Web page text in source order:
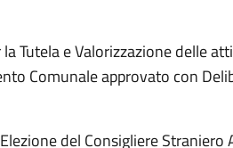
Tutela e Valorizzazione delle
Comunale approvato con
del Consigliere Straniero